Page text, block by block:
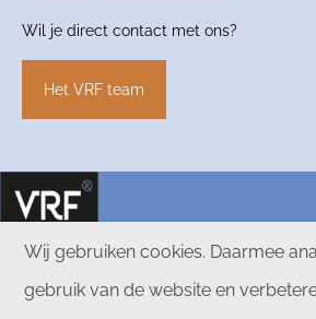
Wil je direct contact met ons?
Het VRF team
PRIVACY
Wij gebruiken cookies. Daarmee
gebruik van de website en